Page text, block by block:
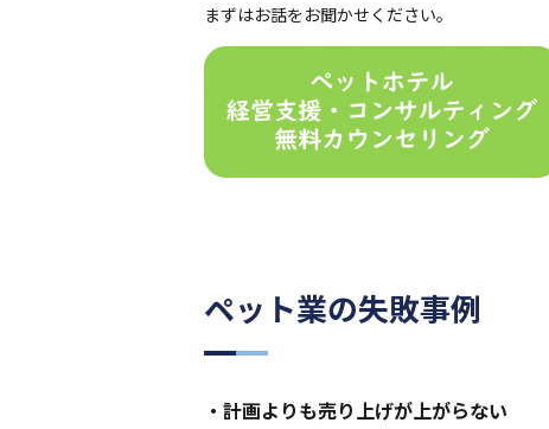
まずはお話をお聞かせください。
ペット業の失敗事例
・計画よりも売り上げが上がらない